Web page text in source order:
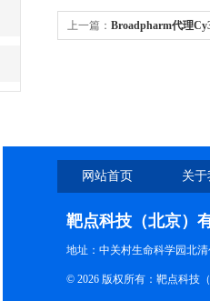
上一篇： Broadpharm代理
网站首页 关
靶点科技（北京）
地址：中关村生命科学园北
© 2026 版权所有：靶点科技